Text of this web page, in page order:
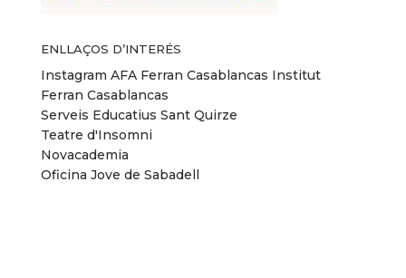
ENLLAÇOS D’INTERÉS
Instagram AFA Ferran Casablancas Institut
Ferran Casablancas
Serveis Educatius Sant Quirze
Teatre d'Insomni
Novacademia
Oficina Jove de Sabadell